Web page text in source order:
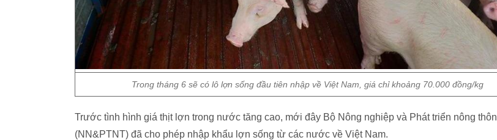
Trong tháng 6 sẽ có lô lợn sống đầu tiên nhập về Việt Nam, giá chỉ khoảng 70.000 đồng/kg
Trước tình hình giá thịt lợn trong nước tăng cao, mới đây Bộ Nông nghiệp và Phát triển nông thôn
(NN&PTNT) đã cho phép nhập khẩu lợn sống từ các nước về Việt Nam.